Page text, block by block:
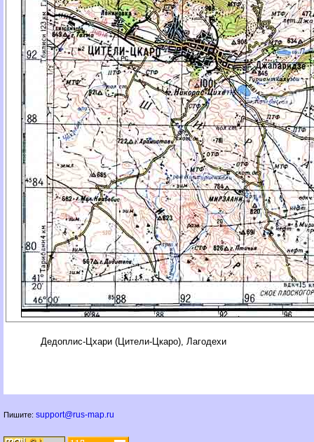
Дедоплис-Цхари (Цители-Цкаро), Лагодехи
Пишите: support@rus-map.ru